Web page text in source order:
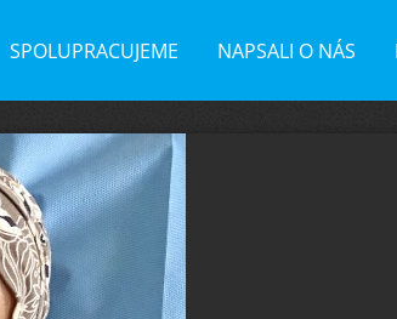
SPOLUPRACUJEME NAPSALI O NÁS